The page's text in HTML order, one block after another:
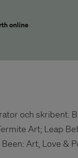
online
och skribent.
Art; Leap
Art, Love &